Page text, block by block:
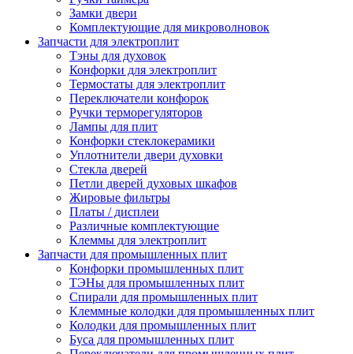
Замки двери
Комплектующие для микроволновок
Запчасти для электроплит
Тэны для духовок
Конфорки для электроплит
Термостаты для электроплит
Переключатели конфорок
Ручки терморегуляторов
Лампы для плит
Конфорки стеклокерамики
Уплотнители двери духовки
Стекла дверей
Петли дверей духовых шкафов
Жировые фильтры
Платы / дисплеи
Различные комплектующие
Клеммы для электроплит
Запчасти для промышленных плит
Конфорки промышленных плит
ТЭНы для промышленных плит
Спирали для промышленных плит
Клеммные колодки для промышленных плит
Колодки для промышленных плит
Буса для промышленных плит